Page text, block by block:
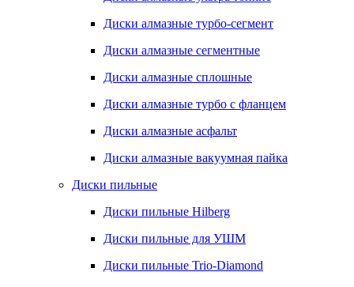
Диски алмазные турбо-сегмент
Диски алмазные сегментные
Диски алмазные сплошные
Диски алмазные турбо с фланцем
Диски алмазные асфальт
Диски алмазные вакуумная пайка
Диски пильные
Диски пильные Hilberg
Диски пильные для УШМ
Диски пильные Trio-Diamond